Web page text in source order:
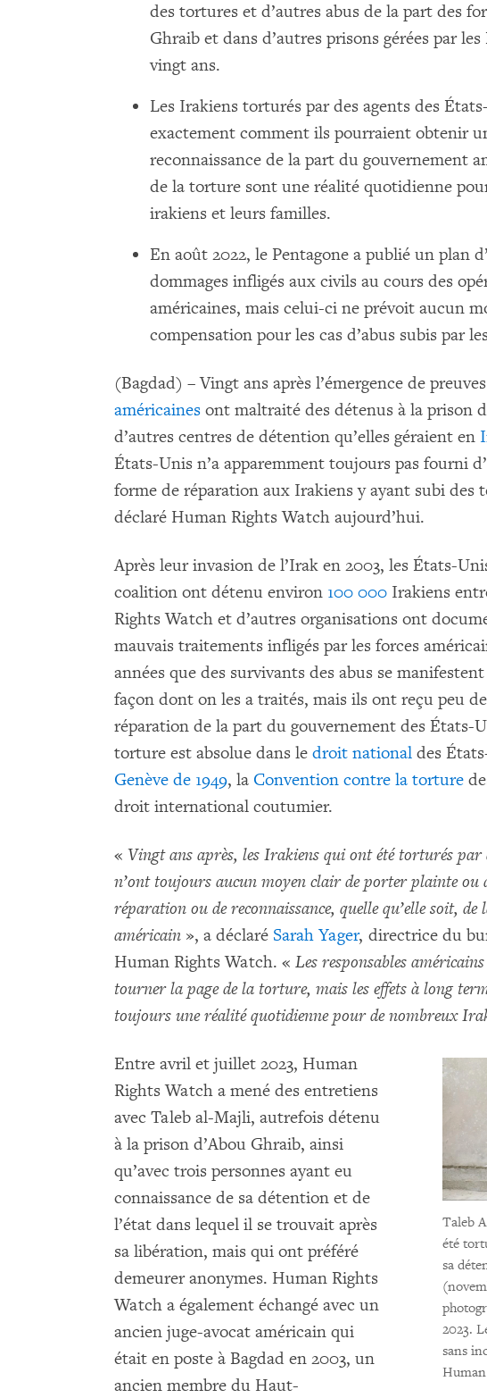
des tortures et d’autres abus de la part des
Ghraib et dans d’autres prisons gérées par
vingt ans.
Les Irakiens torturés par des agents des
exactement comment ils pourraient obtenir
reconnaissance de la part du gouvernement
de la torture sont une réalité quotidienne
irakiens et leurs familles.
En août 2022, le Pentagone a publié un plan
dommages infligés aux civils au cours des
américaines, mais celui-ci ne prévoit aucun
compensation pour les cas d’abus subis par
(Bagdad) – Vingt ans après l’émergence de
américaines ont maltraité des détenus à la prison
d’autres centres de détention qu’elles géraient en
États-Unis n’a apparemment toujours pas fourni
forme de réparation aux Irakiens y ayant subi des
déclaré Human Rights Watch aujourd’hui.
Après leur invasion de l’Irak en 2003, les États-
coalition ont détenu environ 100 000 Irakiens
Rights Watch et d’autres organisations ont
mauvais traitements infligés par les forces
années que des survivants des abus se
façon dont on les a traités, mais ils ont reçu peu
réparation de la part du gouvernement des États-
torture est absolue dans le droit national des
Genève de 1949, la Convention contre la torture
droit international coutumier.
« Vingt ans après, les Irakiens qui ont été torturés par
n’ont toujours aucun moyen clair de porter plainte ou
réparation ou de reconnaissance, quelle qu’elle soit,
américain », a déclaré Sarah Yager, directrice du
Human Rights Watch. « Les responsables
tourner la page de la torture, mais les effets à long
toujours une réalité quotidienne pour de nombreux
Taleb
été
sa
2023.
sans
Entre avril et juillet 2023, Human
Rights Watch a mené des entretiens
avec Taleb al-Majli, autrefois détenu
à la prison d’Abou Ghraib, ainsi
qu’avec trois personnes ayant eu
connaissance de sa détention et de
l’état dans lequel il se trouvait après
sa libération, mais qui ont préféré
demeurer anonymes. Human Rights
Watch a également échangé avec un
ancien juge-avocat américain qui
était en poste à Bagdad en 2003, un
ancien membre du Haut-